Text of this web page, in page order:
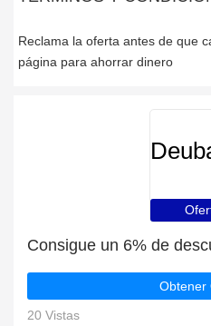
Reclama la oferta antes de que
página para ahorrar dinero
Obtener
20 Vistas